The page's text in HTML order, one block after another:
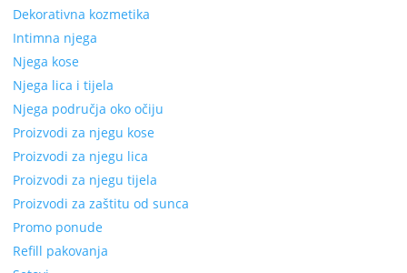
Dekorativna kozmetika
Intimna njega
Njega kose
Njega lica i tijela
Njega područja oko očiju
Proizvodi za njegu kose
Proizvodi za njegu lica
Proizvodi za njegu tijela
Proizvodi za zaštitu od sunca
Promo ponude
Refill pakovanja